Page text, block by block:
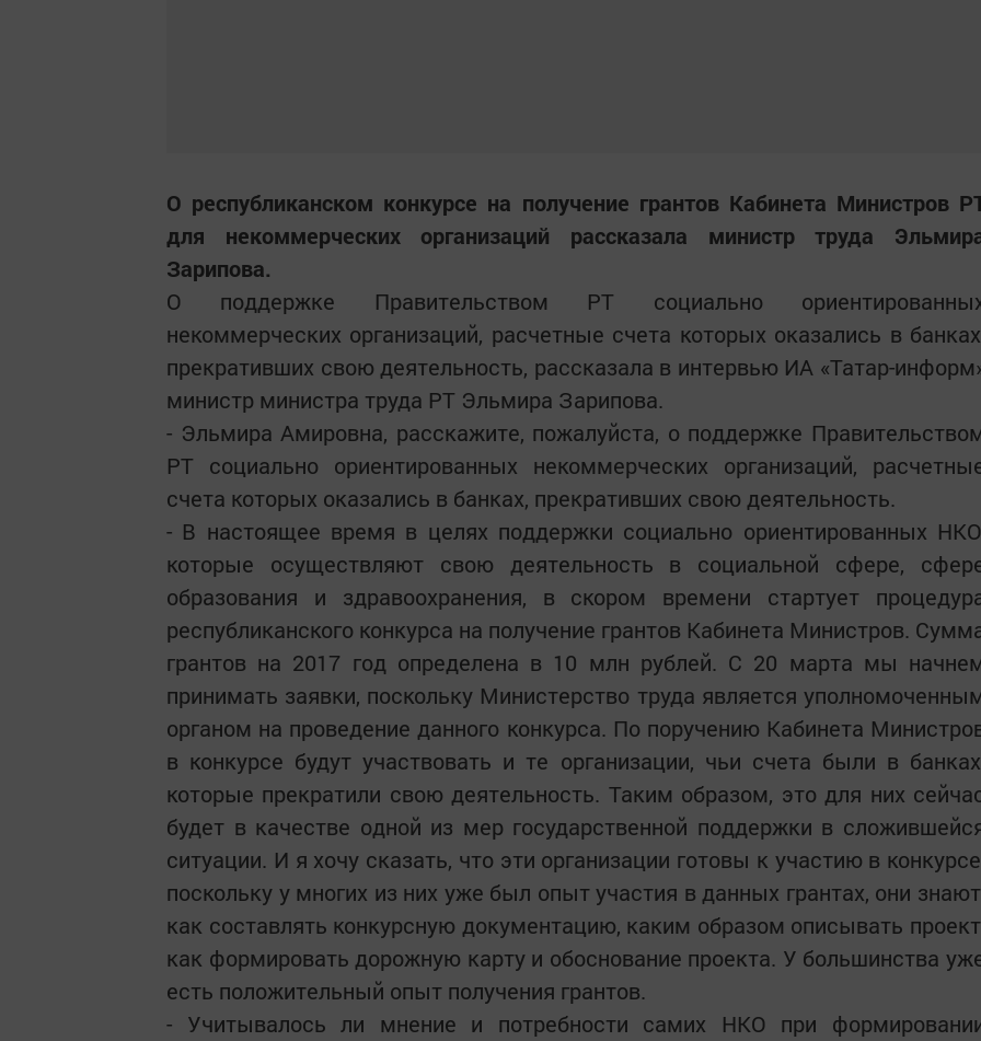
О республиканском конкурсе на получение грантов Кабинета Министров
для некоммерческих организаций рассказала министр труда
Зарипова.
О поддержке Правительством РТ социально
некоммерческих организаций, расчетные счета которых оказались в
прекративших свою деятельность, рассказала в интервью ИА «Татар-
министр министра труда РТ Эльмира Зарипова.
- Эльмира Амировна, расскажите, пожалуйста, о поддержке
РТ социально ориентированных некоммерческих организаций,
счета которых оказались в банках, прекративших свою деятельность.
- В настоящее время в целях поддержки социально ориентированных
которые осуществляют свою деятельность в социальной сфере,
образования и здравоохранения, в скором времени стартует
республиканского конкурса на получение грантов Кабинета Министров.
грантов на 2017 год определена в 10 млн рублей. С 20 марта мы
принимать заявки, поскольку Министерство труда является
органом на проведение данного конкурса. По поручению Кабинета
в конкурсе будут участвовать и те организации, чьи счета были в
которые прекратили свою деятельность. Таким образом, это для них
будет в качестве одной из мер государственной поддержки в
ситуации. И я хочу сказать, что эти организации готовы к участию в
поскольку у многих из них уже был опыт участия в данных грантах, они
как составлять конкурсную документацию, каким образом описывать
как формировать дорожную карту и обоснование проекта. У большинства
есть положительный опыт получения грантов.
- Учитывалось ли мнение и потребности самих НКО при